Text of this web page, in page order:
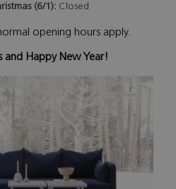
(6/1): Closed
opening hours apply.
and Happy New Year!